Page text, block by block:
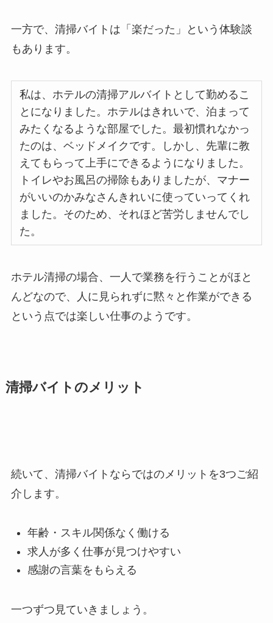
一方で、清掃バイトは「楽だった」という体験談
もあります。
私は、ホテルの清掃アルバイトとして勤めるこ
とになりました。ホテルはきれいで、泊まって
みたくなるような部屋でした。最初慣れなかっ
たのは、ベッドメイクです。しかし、先輩に教
えてもらって上手にできるようになりました。
トイレやお風呂の掃除もありましたが、マナー
がいいのかみなさんきれいに使っていってくれ
ました。そのため、それほど苦労しませんでし
た。
ホテル清掃の場合、一人で業務を行うことがほと
んどなので、人に見られずに黙々と作業ができる
という点では楽しい仕事のようです。
清掃バイトのメリット
続いて、清掃バイトならではのメリットを3つご紹
介します。
年齢・スキル関係なく働ける
求人が多く仕事が見つけやすい
感謝の言葉をもらえる
一つずつ見ていきましょう。